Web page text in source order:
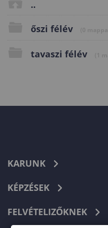
..
őszi félév
tavaszi félév
KARUNK
KÉPZÉSEK
FELVÉTELIZŐKNEK